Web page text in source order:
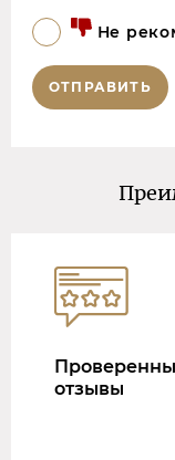
Не
ОТПРАВИТЬ
отзывы